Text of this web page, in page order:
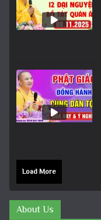
Load More
About Us